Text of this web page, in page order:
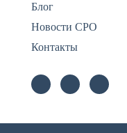
Блог
Новости СРО
Контакты